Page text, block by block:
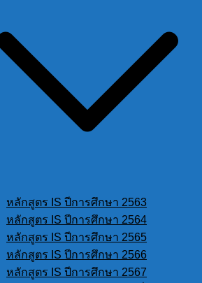
หลักสูตร IS ปีการศึกษา 2563
หลักสูตร IS ปีการศึกษา 2564
หลักสูตร IS ปีการศึกษา 2565
หลักสูตร IS ปีการศึกษา 2566
หลักสูตร IS ปีการศึกษา 2567